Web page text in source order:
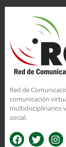
Red de
comunicación
multidisciplinarios
social.